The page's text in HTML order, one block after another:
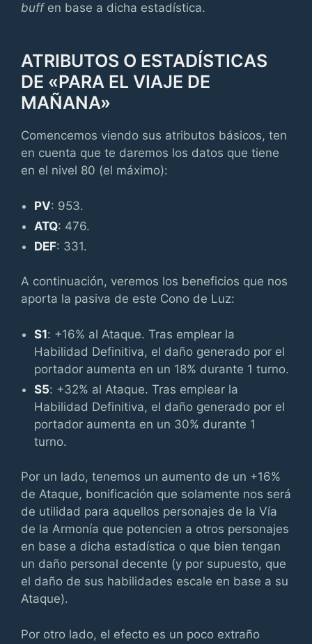
buffen base a dicha estadística.
ATRIBUTOS O ESTADÍSTICAS
DE «PARA EL VIAJE DE
MAÑANA»
Comencemos viendo sus atributos básicos, ten
en cuenta que te daremos los datos que tiene
en el nivel 80 (el máximo):
PV: 953.
ATQ: 476.
DEF: 331.
A continuación, veremos los beneficios que nos
aporta la pasiva de este Cono de Luz:
S1: +16% al Ataque. Tras emplear la
Habilidad Definitiva, el daño generado por el
portador aumenta en un 18% durante 1 turno.
S5: +32% al Ataque. Tras emplear la
Habilidad Definitiva, el daño generado por el
portador aumenta en un 30% durante 1
turno.
Por un lado, tenemos un aumento de un +16%
de Ataque, bonificación que solamente nos será
de utilidad para aquellos personajes de la Vía
de la Armonía que potencien a otros personajes
en base a dicha estadística o que bien tengan
un daño personal decente (y por supuesto, que
el daño de sus habilidades escale en base a su
Ataque).
Por otro lado, el efecto es un poco extraño